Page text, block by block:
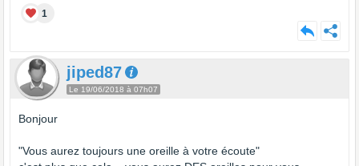
1
jiped87
Le 19/06/2018 à 07h07
Bonjour
"Vous aurez toujours une oreille à votre écoute"